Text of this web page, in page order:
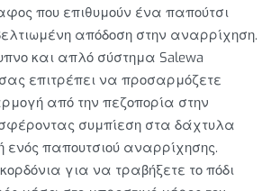
που επιθυμούν ένα παπούτσι
απόδοση στην αναρρίχηση.
και απλό σύστημα Salewa
επιτρέπει να προσαρμόζετε
από την πεζοπορία στην
συμπίεση στα δάχτυλα
παπουτσιού αναρρίχησης.
για να τραβήξετε το πόδι